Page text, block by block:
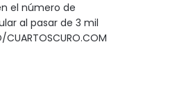
el número de
al pasar de 3 mil